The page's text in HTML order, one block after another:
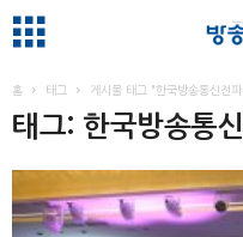
홈 태그 게시물 태그 "한국방송통신전
태그: 한국방송통